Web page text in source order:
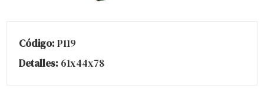
Código: P119
Detalles: 61x44x78